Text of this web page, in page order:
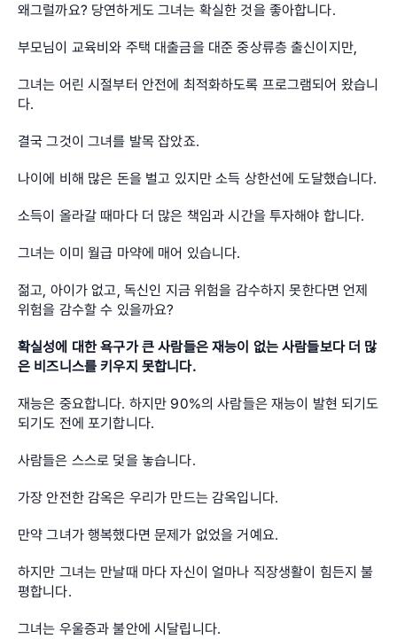
왜그럴까요? 당연하게도 그녀는 확실한 것을 좋아합니다.
부모님이 교육비와 주택 대출금을 대준 중상류층 출신이지만,
그녀는 어린 시절부터 안전에 최적화하도록 프로그램되어 왔습니
다.
결국 그것이 그녀를 발목 잡았죠.
소득이 올라갈 때마다 더 많은 책임과 시간을 투자해야 합니다.
그녀는 이미 월급 마약에 매어 있습니다.
젊고, 아이가 없고, 독신인 지금 위험을 감수하지 못한다면 언제
위험을 감수할 수 있을까요?
확실성에 대한 욕구가 큰 사람들은 재능이 없는 사람들보다 더 많
은 비즈니스를 키우지 못합니다.
재능은 중요합니다. 하지만 90%의 사람들은 재능이 발현 되기도
되기도 전에 포기합니다.
사람들은 스스로 덫을 놓습니다.
가장 안전한 감옥은 우리가 만드는 감옥입니다.
만약 그녀가 행복했다면 문제가 없었을 거예요.
하지만 그녀는 만날때 마다 자신이 얼마나 직장생활이 힘든지 불
평합니다.
그녀는 우울증과 불안에 시달립니다.